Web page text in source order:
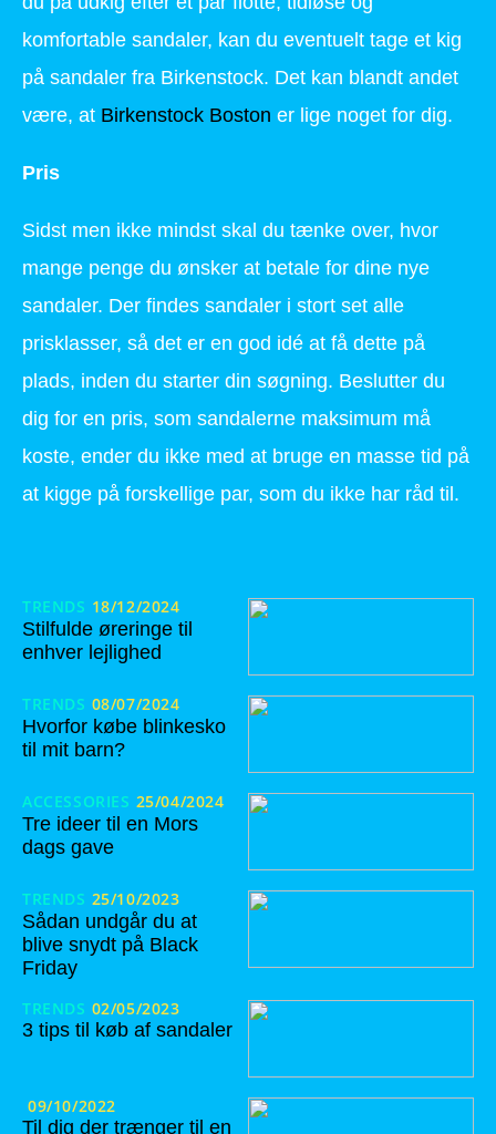
komfortable sandaler, kan du eventuelt tage et kig
på sandaler fra Birkenstock. Det kan blandt andet
være, at Birkenstock Boston er lige noget for dig.
Pris
Sidst men ikke mindst skal du tænke over, hvor
mange penge du ønsker at betale for dine nye
sandaler. Der findes sandaler i stort set alle
prisklasser, så det er en god idé at få dette på
plads, inden du starter din søgning. Beslutter du
dig for en pris, som sandalerne maksimum må
koste, ender du ikke med at bruge en masse tid på
at kigge på forskellige par, som du ikke har råd til.
TRENDS 18/12/2024
Stilfulde øreringe til
enhver lejlighed
TRENDS 08/07/2024
Hvorfor købe blinkesko
til mit barn?
ACCESSORIES 25/04/2024
Tre ideer til en Mors
dags gave
TRENDS 25/10/2023
Sådan undgår du at
blive snydt på Black
Friday
TRENDS 02/05/2023
3 tips til køb af sandaler
09/10/2022
Til dig der trænger til en